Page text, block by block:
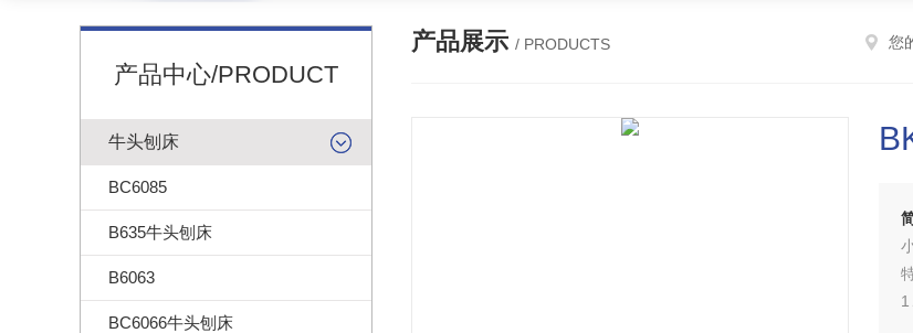
产品中心/PRODUCT
牛头刨床
BC6085
B635牛头刨床
B6063
BC6066牛头刨床
产品展示 / PRODUCTS 您